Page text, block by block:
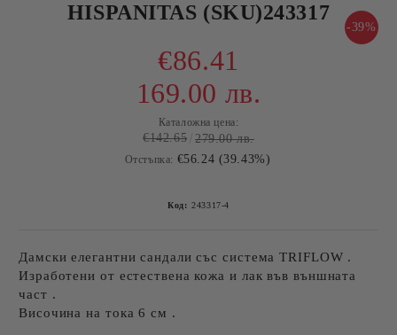
HISPANITAS (SKU)243317
-39%
€86.41
169.00 лв.
Каталожна цена:
€142.65 279.00 лв.
Отстъпка: €56.24 (39.43%)
Код: 243317-4
Дамски елегантни сандали със система TRIFLOW .
Изработени от естествена кожа и лак във външната
част .
Височина на тока 6 см .